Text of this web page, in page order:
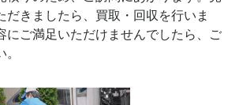
だきましたら、買取・回収を行いま
にご満足いただけませんでしたら、ご